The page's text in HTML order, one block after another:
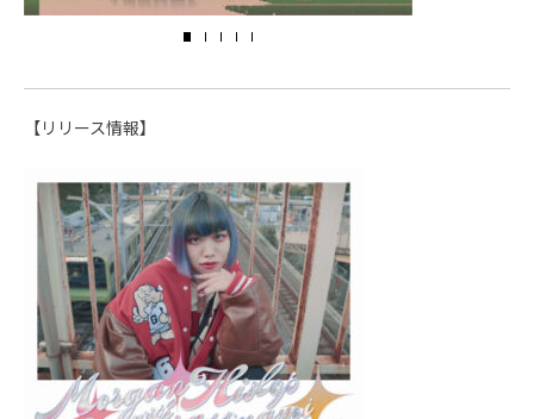
【リリース情報】